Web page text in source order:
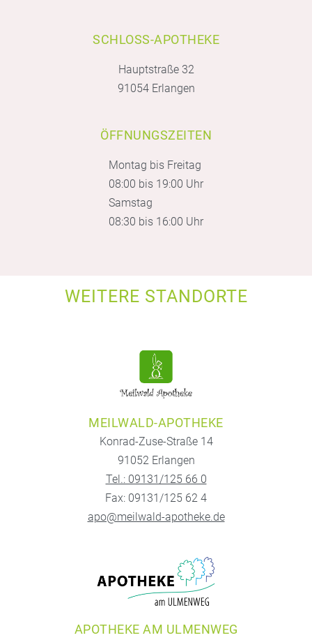
SCHLOSS-APOTHEKE
Hauptstraße 32
91054 Erlangen
ÖFFNUNGSZEITEN
Montag bis Freitag
08:00 bis 19:00 Uhr
Samstag
08:30 bis 16:00 Uhr
WEITERE STANDORTE
MEILWALD-APOTHEKE
Konrad-Zuse-Straße 14
91052 Erlangen
Tel.: 09131/125 66 0
Fax: 09131/125 62 4
apo@meilwald-apotheke.de
APOTHEKE AM ULMENWEG